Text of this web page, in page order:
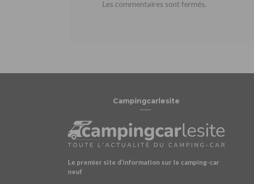
Les commentaires sont fermés.
Campingcarlesite
Le premier site d’information sur le camping-car
neuf